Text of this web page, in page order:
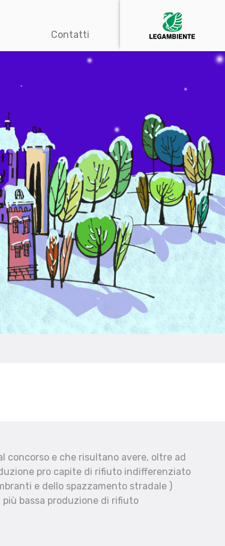
Contatti
concorso e che risultano avere, oltre ad
pro capite di rifiuto indifferenziato
e dello spazzamento stradale )
bassa produzione di rifiuto